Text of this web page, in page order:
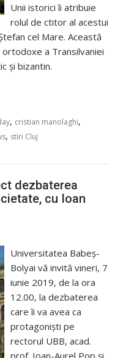
Unii istorici îi atribuie
rolul de ctitor al acestui
cel Mare. Această
a Transilvaniei
şi bizantin.
, cristian manolaghi,
, stiri Cluj
dezbaterea
cu Ioan
Universitatea Babeş-
Bolyai vă invită vineri, 7
iunie 2019, de la ora
12.00, la dezbaterea
care îi va avea ca
protagonişti pe
rectorul UBB, acad.
prof. Ioan-Aurel Pop şi